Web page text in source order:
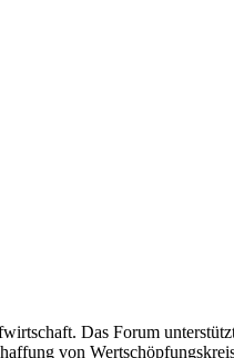
Das Forum
von